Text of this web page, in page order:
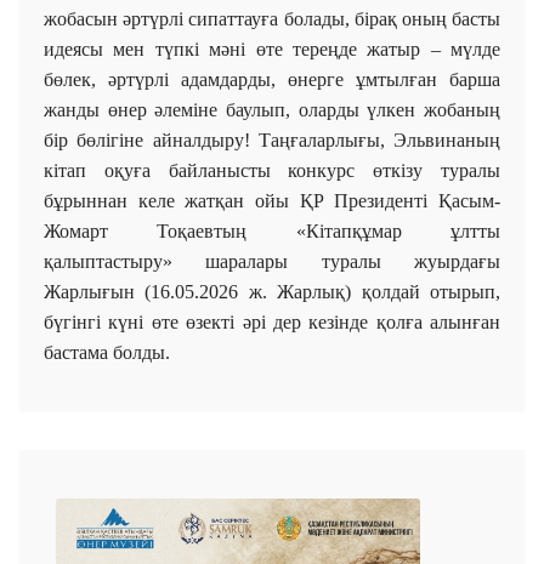
жобасын әртүрлі сипаттауға болады, бірақ оның басты
идеясы мен түпкі мәні өте тереңде жатыр – мүлде
бөлек, әртүрлі адамдарды, өнерге ұмтылған барша
жанды өнер әлеміне баулып, оларды үлкен жобаның
бір бөлігіне айналдыру! Таңғаларлығы, Эльвинаның
кітап оқуға байланысты конкурс өткізу туралы
бұрыннан келе жатқан ойы ҚР Президенті Қасым-
Жомарт Тоқаевтың «Кітапқұмар ұлтты
қалыптастыру» шаралары туралы жуырдағы
Жарлығын (16.05.2026 ж. Жарлық) қолдай отырып,
бүгінгі күні өте өзекті әрі дер кезінде қолға алынған
бастама болды.